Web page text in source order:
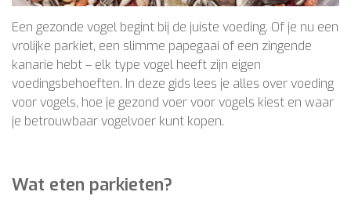
Een gezonde vogel begint bij de juiste voeding. Of je nu een
vrolijke parkiet, een slimme papegaai of een zingende
kanarie hebt – elk type vogel heeft zijn eigen
voedingsbehoeften. In deze gids lees je alles over voeding
voor vogels, hoe je gezond voer voor vogels kiest en waar
je betrouwbaar vogelvoer kunt kopen.
Wat eten parkieten?